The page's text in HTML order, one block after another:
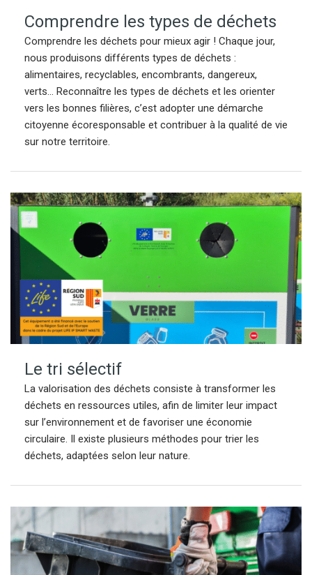
Comprendre les types de déchets
Comprendre les déchets pour mieux agir ! Chaque jour,
nous produisons différents types de déchets :
alimentaires, recyclables, encombrants, dangereux,
verts… Reconnaître les types de déchets et les orienter
vers les bonnes filières, c’est adopter une démarche
citoyenne écoresponsable et contribuer à la qualité de vie
sur notre territoire.
Le tri sélectif
La valorisation des déchets consiste à transformer les
déchets en ressources utiles, afin de limiter leur impact
sur l’environnement et de favoriser une économie
circulaire. Il existe plusieurs méthodes pour trier les
déchets, adaptées selon leur nature.